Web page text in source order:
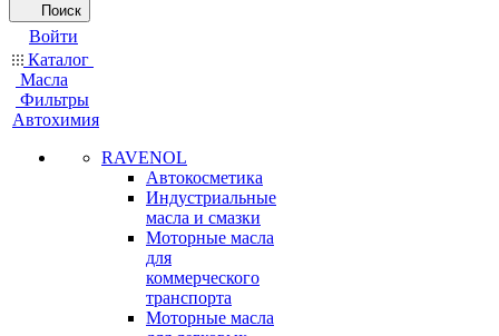
Поиск
Войти
Каталог
Масла
Фильтры
Автохимия
RAVENOL
Автокосметика
Индустриальные
масла и смазки
Моторные масла
для
коммерческого
транспорта
Моторные масла